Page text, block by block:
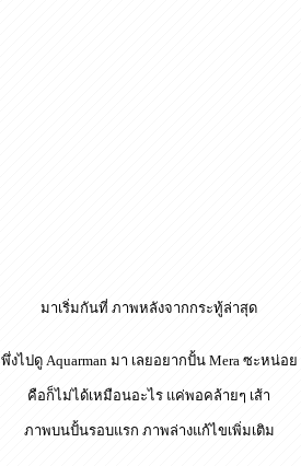
มาเริ่มกันที่ ภาพหลังจากกระทู้ล่าสุด
พึ่งไปดู Aquarman มา เลยอยากปั้น Mera ซะหน่อย
คือก็ไม่ได้เหมือนอะไร แค่พอคล้ายๆ เส้า
ภาพบนปั้นรอบแรก ภาพล่างแก้ไขเพิ่มเติม